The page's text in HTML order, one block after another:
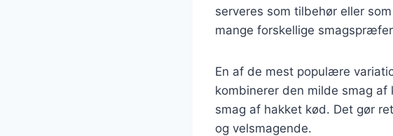
serveres som tilbehør eller
mange forskellige
En af de mest populære
kombinerer den milde smag
smag af hakket kød. Det gør
og velsmagende.